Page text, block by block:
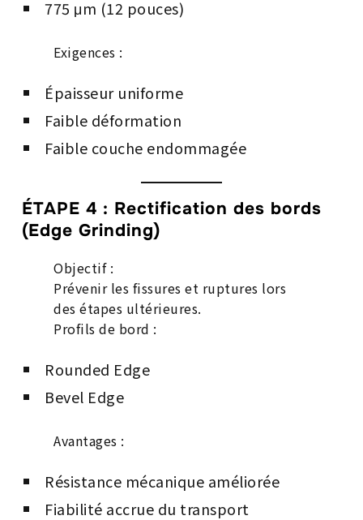
775 μm (12 pouces)
Exigences :
Épaisseur uniforme
Faible déformation
Faible couche endommagée
ÉTAPE 4 : Rectification des bords
(Edge Grinding)
Objectif :
Prévenir les fissures et ruptures lors
des étapes ultérieures.
Profils de bord :
Rounded Edge
Bevel Edge
Avantages :
Résistance mécanique améliorée
Fiabilité accrue du transport